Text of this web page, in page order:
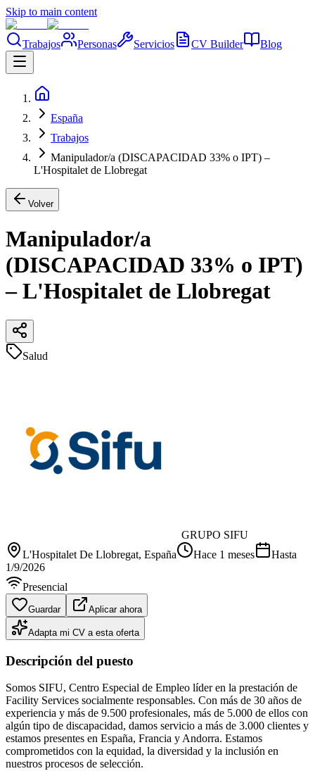
Skip to main content
Trabajos Personas Servicios CV Builder Blog
España
Trabajos
Manipulador/a (DISCAPACIDAD 33% o IPT) –
L'Hospitalet de Llobregat
Volver
Manipulador/a
(DISCAPACIDAD 33% o IPT)
– L'Hospitalet de Llobregat
Salud
GRUPO SIFU
L'Hospitalet De Llobregat, España Hace 1 meses
Hasta
1/9/2026
Presencial
Guardar Aplicar ahora
Adapta mi CV a esta oferta
Descripción del puesto
Somos SIFU, Centro Especial de Empleo líder en la prestación de
Facility Services socialmente responsables. Con más de 30 años de
experiencia y más de 9.500 profesionales, más de 5.000 de ellos con
algún tipo de discapacidad, damos servicio a más de 3.000 clientes y
estamos presentes en España, Francia y Andorra. Estamos
comprometidos con la equidad, la diversidad y la inclusión en
nuestros procesos de selección.